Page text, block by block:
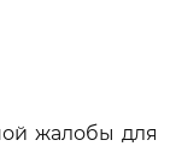
жалобы для